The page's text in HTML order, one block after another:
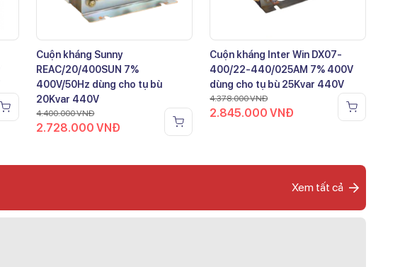
Cuộn kháng Sunny
REAC/20/400SUN 7%
400V/50Hz dùng cho tụ bù
20Kvar 440V
4.400.000VNĐ
2.728.000VNĐ
Cuộn kháng Inter Win DX07-
400/22-440/025AM 7% 400V
dùng cho tụ bù 25Kvar 440V
4.378.000VNĐ
2.845.000VNĐ
Xem tất cả